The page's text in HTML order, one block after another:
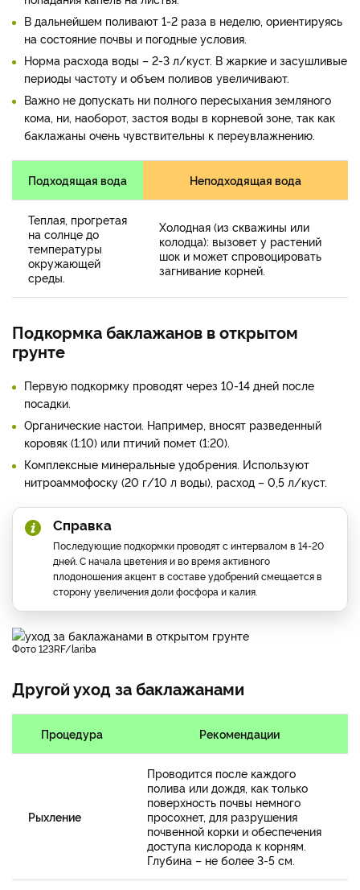
В дальнейшем поливают 1-2 раза в неделю, ориентируясь
на состояние почвы и погодные условия.
Норма расхода воды – 2-3 л/куст. В жаркие и засушливые
периоды частоту и объем поливов увеличивают.
Важно не допускать ни полного пересыхания земляного
кома, ни, наоборот, застоя воды в корневой зоне, так как
баклажаны очень чувствительны к переувлажнению.
Подходящая вода Неподходящая вода
Теплая, прогретая
на солнце до
температуры
окружающей
среды.
Холодная (из скважины или
колодца): вызовет у растений
шок и может спровоцировать
загнивание корней.
Подкормка баклажанов в открытом
грунте
Первую подкормку проводят через 10-14 дней после
посадки.
Органические настои. Например, вносят разведенный
коровяк (1:10) или птичий помет (1:20).
Комплексные минеральные удобрения. Используют
нитроаммофоску (20 г/10 л воды), расход – 0,5 л/куст.
Справка
Последующие подкормки проводят с интервалом в 14-20
дней. С начала цветения и во время активного
плодоношения акцент в составе удобрений смещается в
сторону увеличения доли фосфора и калия.
фото 123RF/lariba
Другой уход за баклажанами
Процедура Рекомендации
Рыхление
Проводится после каждого
полива или дождя, как только
поверхность почвы немного
просохнет, для разрушения
почвенной корки и обеспечения
доступа кислорода к корням.
Глубина – не более 3-5 см.